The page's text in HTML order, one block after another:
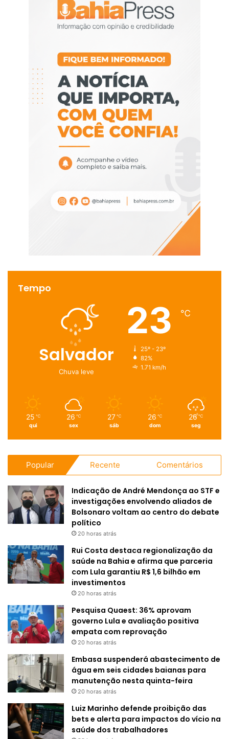
Tempo
Salvador
Chuva leve
23 ℃
25º - 23º
82%
1.71 km/h
25 ℃
qui
26 ℃
sex
27 ℃
sáb
26 ℃
dom
26 ℃
seg
Popular Recente Comentários
Indicação de André Mendonça ao STF e
investigações envolvendo aliados de
Bolsonaro voltam ao centro do debate
político
20 horas atrás
Rui Costa destaca regionalização da
saúde na Bahia e afirma que parceria
com Lula garantiu R$ 1,6 bilhão em
investimentos
20 horas atrás
Pesquisa Quaest: 36% aprovam
governo Lula e avaliação positiva
empata com reprovação
20 horas atrás
Embasa suspenderá abastecimento de
água em seis cidades baianas para
manutenção nesta quinta-feira
20 horas atrás
Luiz Marinho defende proibição das
bets e alerta para impactos do vício na
saúde dos trabalhadores